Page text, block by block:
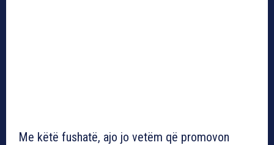
Me këtë fushatë, ajo jo vetëm që promovon